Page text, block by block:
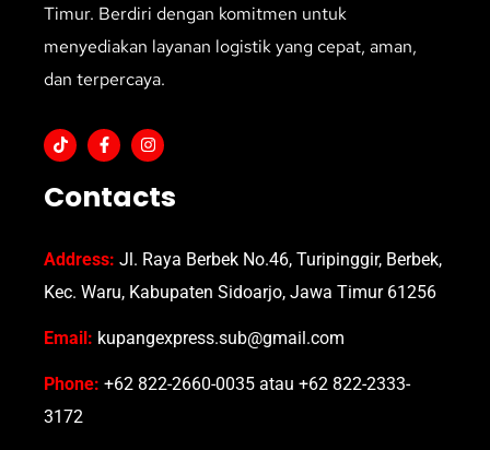
Timur. Berdiri dengan komitmen untuk
menyediakan layanan logistik yang cepat, aman,
dan terpercaya.
Contacts
Address: Jl. Raya Berbek No.46, Turipinggir, Berbek,
Kec. Waru, Kabupaten Sidoarjo, Jawa Timur 61256
Email: kupangexpress.sub@gmail.com
Phone: +62 822-2660-0035 atau +62 822-2333-
3172